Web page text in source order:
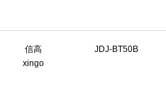
信高
xingo
JDJ-BT50B